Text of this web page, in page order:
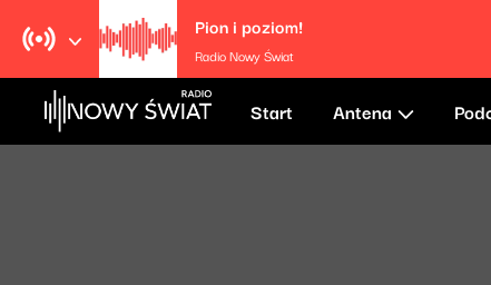
Pion i poziom!
Radio Nowy Świat
Start Antena